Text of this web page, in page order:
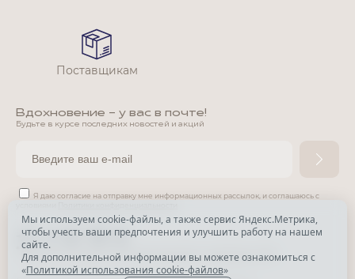
Вдохновение - у вас в почте!
Будьте в курсе последних новостей и акций
Я даю согласие на отправку мне информационных рассылок, и соглашаюсь с
*
Признана экстремистской организацией и запрещена в РФ.
Поставщикам
Мы используем cookie-файлы, а также сервис Яндекс.Метрика,
чтобы учесть ваши предпочтения и улучшить работу на нашем
сайте.
Для дополнительной информации вы можете ознакомиться с
«Политикой использования cookie-файлов»